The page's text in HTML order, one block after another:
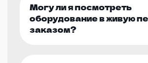
Могу ли я посмотреть
оборудование в живую
заказом?